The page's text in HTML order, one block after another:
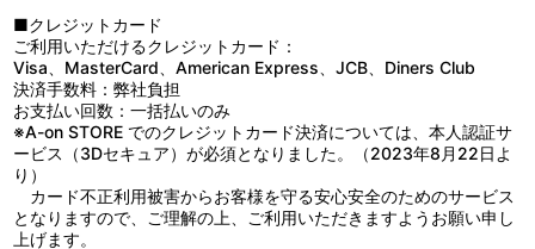
た４台の自転車。やがて男は走っているうちに気持ちが高揚してい
くのを覚える。スピード感あふれる映像の連続がカタルシスを招
く。
＜映像特典＞
■初監督作品「亀顔少年（きがんしょうねん）」（1984年 8mm
作品）
痴漢に間違えられた男が、本当に痴漢であることを妄想し、やが
て精神的迷宮に入っていく。篠原の本当の意味での処女作。実験的
で挑戦的な作品。
■クレジットカード
ご利用いただけるクレジットカード：
Visa、MasterCard、American Express、JCB、Diners Club
決済手数料：弊社負担
お支払い回数：一括払いのみ
※A-on STORE でのクレジットカード決済については、本人認証サ
ービス（3Dセキュア）が必須となりました。（2023年8月22日よ
り）
カード不正利用被害からお客様を守る安心安全のためのサービス
となりますので、ご理解の上、ご利用いただきますようお願い申し
上げます。